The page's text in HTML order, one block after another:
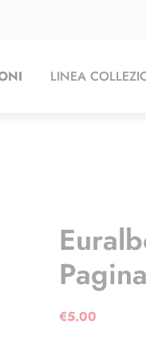
LINEA
Pagina
€5.00